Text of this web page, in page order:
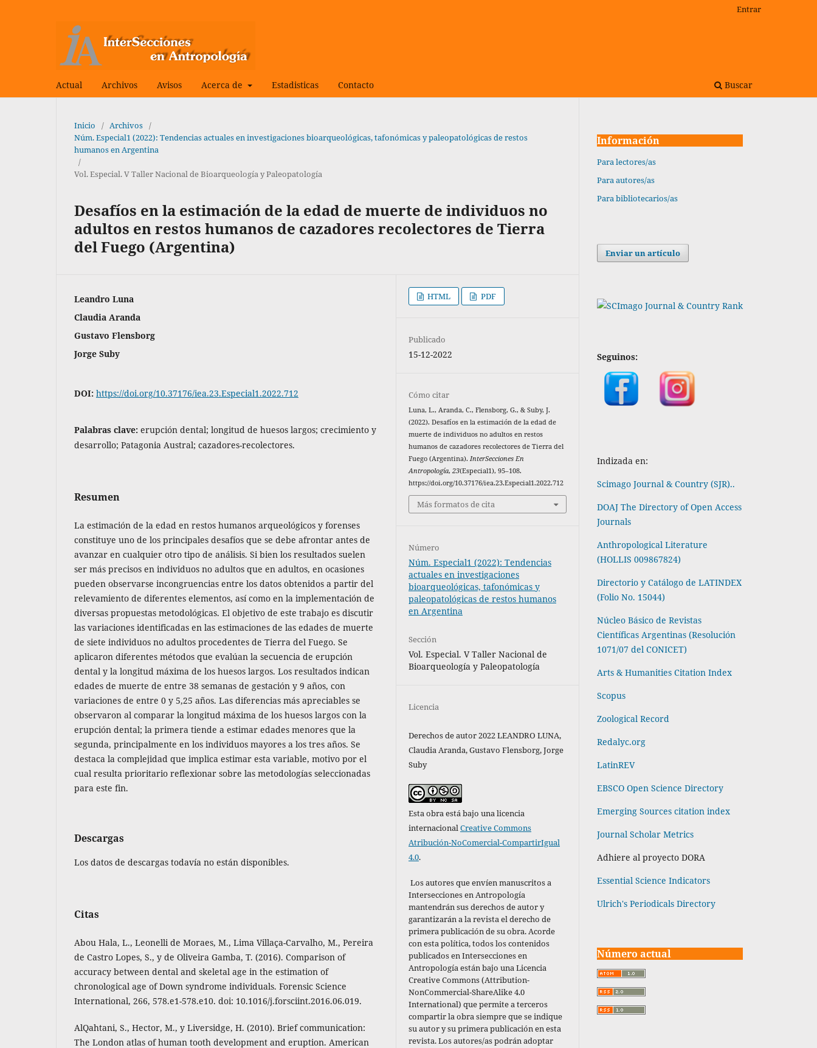
Actual Archivos Avisos Acerca de Estadisticas Contacto Buscar
Entrar
Inicio / Archivos /
Núm. Especial1 (2022): Tendencias actuales en investigaciones bioarqueológicas, tafonómicas y paleopatológicas de restos
humanos en Argentina
/
Vol. Especial. V Taller Nacional de Bioarqueología y Paleopatología
Desafíos en la estimación de la edad de muerte de individuos no
adultos en restos humanos de cazadores recolectores de Tierra
del Fuego (Argentina)
Leandro Luna
Claudia Aranda
Gustavo Flensborg
Jorge Suby
DOI: https://doi.org/10.37176/iea.23.Especial1.2022.712
Palabras clave: erupción dental; longitud de huesos largos; crecimiento y
desarrollo; Patagonia Austral; cazadores-recolectores.
Resumen
La estimación de la edad en restos humanos arqueológicos y forenses
constituye uno de los principales desafíos que se debe afrontar antes de
avanzar en cualquier otro tipo de análisis. Si bien los resultados suelen
ser más precisos en individuos no adultos que en adultos, en ocasiones
pueden observarse incongruencias entre los datos obtenidos a partir del
relevamiento de diferentes elementos, así como en la implementación de
diversas propuestas metodológicas. El objetivo de este trabajo es discutir
las variaciones identificadas en las estimaciones de las edades de muerte
de siete individuos no adultos procedentes de Tierra del Fuego. Se
aplicaron diferentes métodos que evalúan la secuencia de erupción
dental y la longitud máxima de los huesos largos. Los resultados indican
edades de muerte de entre 38 semanas de gestación y 9 años, con
variaciones de entre 0 y 5,25 años. Las diferencias más apreciables se
observaron al comparar la longitud máxima de los huesos largos con la
erupción dental; la primera tiende a estimar edades menores que la
segunda, principalmente en los individuos mayores a los tres años. Se
destaca la complejidad que implica estimar esta variable, motivo por el
cual resulta prioritario reflexionar sobre las metodologías seleccionadas
para este fin.
Descargas
Los datos de descargas todavía no están disponibles.
Citas
Abou Hala, L., Leonelli de Moraes, M., Lima Villaça-Carvalho, M., Pereira
de Castro Lopes, S., y de Oliveira Gamba, T. (2016). Comparison of
accuracy between dental and skeletal age in the estimation of
chronological age of Down syndrome individuals. Forensic Science
International, 266, 578.e1-578.e10. doi: 10.1016/j.forsciint.2016.06.019.
AlQahtani, S., Hector, M., y Liversidge, H. (2010). Brief communication:
The London atlas of human tooth development and eruption. American
HTML PDF
Publicado
15-12-2022
Cómo citar
Luna, L., Aranda, C., Flensborg, G., & Suby, J.
(2022). Desafíos en la estimación de la edad de
muerte de individuos no adultos en restos
humanos de cazadores recolectores de Tierra del
Fuego (Argentina).InterSecciones En
Antropología,23(Especial1), 95–108.
https://doi.org/10.37176/iea.23.Especial1.2022.712
Más formatos de cita
Número
Núm. Especial1 (2022): Tendencias
actuales en investigaciones
bioarqueológicas, tafonómicas y
paleopatológicas de restos humanos
en Argentina
Sección
Vol. Especial. V Taller Nacional de
Bioarqueología y Paleopatología
Licencia
Derechos de autor 2022 LEANDRO LUNA,
Claudia Aranda, Gustavo Flensborg, Jorge
Suby
Esta obra está bajo una licencia
internacionalCreative Commons
Atribución-NoComercial-CompartirIgual
4.0.
Los autores que envíen manuscritos a
Intersecciones en Antropología
mantendrán sus derechos de autor y
garantizarán a la revista el derecho de
primera publicación de su obra. Acorde
con esta política,todos los contenidos
publicados en Intersecciones en
Antropología están bajo una Licencia
Creative Commons (Attribution-
NonCommercial-ShareAlike 4.0
International) que permite a terceros
compartir la obra siempre que se indique
su autor y su primera publicación en esta
revista. Los autores/as podrán adoptar
Información
Para lectores/as
Para autores/as
Para bibliotecarios/as
Enviar un artículo
Seguinos:
Indizada en:
Scimago Journal & Country (SJR)..
DOAJ The Directory of Open Access
Journals
Anthropological Literature
(HOLLIS 009867824)
Directorio y Catálogo de LATINDEX
(Folio No. 15044)
Núcleo Básico de Revistas
Científicas Argentinas (Resolución
1071/07 del CONICET)
Arts & Humanities Citation Index
Scopus
Zoological Record
Redalyc.org
LatinREV
EBSCO Open Science Directory
Emerging Sources citation index
Journal Scholar Metrics
Adhiere al proyecto DORA
Essential Science Indicators
Ulrich's Periodicals Directory
Número actual